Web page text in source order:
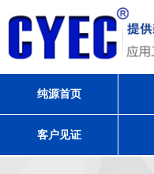
纯源首页
客户见证